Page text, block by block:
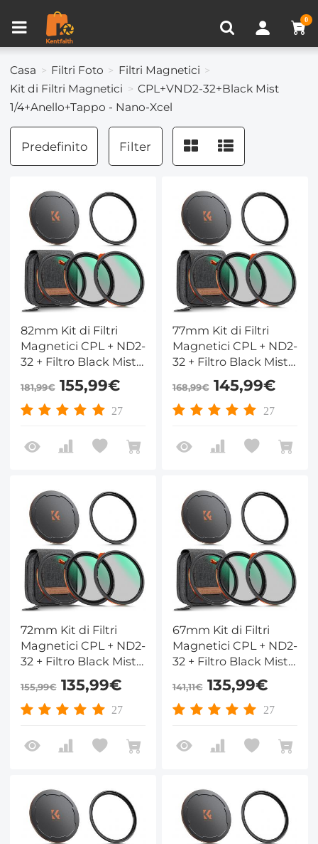
0
Casa Filtri Foto
Filtri Magnetici
Kit di Filtri Magnetici
CPL+VND2-32+Black Mist
1/4+Anello+Tappo - Nano-Xcel
Predefinito Filter
82mm Kit di Filtri
Magnetici CPL + ND2-
32 + Filtro Black Mist
Copriobiettivo
Magnetico con 28
Nano - Serie Nano-
Xcel
181,99€155,99€
27
77mm Kit di Filtri
Magnetici CPL + ND2-
32 + Filtro Black Mist
Copriobiettivo
Magnetico con 28
Nano - Serie Nano-
Xcel
168,99€145,99€
27
72mm Kit di Filtri
Magnetici CPL + ND2-
32 + Filtro Black Mist
Copriobiettivo
Magnetico con 28
Nano - Serie Nano-
Xcel
155,99€135,99€
27
67mm Kit di Filtri
Magnetici CPL + ND2-
32 + Filtro Black Mist
Copriobiettivo
Magnetico con 28
Nano - Serie Nano-
Xcel
141,11€135,99€
27